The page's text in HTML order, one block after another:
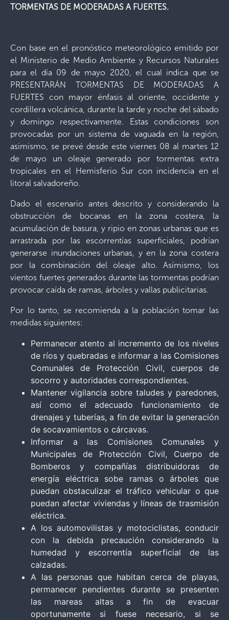
TORMENTAS DE MODERADAS A FUERTES.
Con base en el pronóstico meteorológico emitido por
el Ministerio de Medio Ambiente y Recursos Naturales
para el día 09 de mayo 2020, el cual indica que se
PRESENTARÁN TORMENTAS DE MODERADAS A
FUERTES con mayor énfasis al oriente, occidente y
cordillera volcánica, durante la tarde y noche del sábado
y domingo respectivamente. Estas condiciones son
provocadas por un sistema de vaguada en la región,
asimismo, se prevé desde este viernes 08 al martes 12
de mayo un oleaje generado por tormentas extra
tropicales en el Hemisferio Sur con incidencia en el
litoral salvadoreño.
Dado el escenario antes descrito y considerando la
obstrucción de bocanas en la zona costera, la
acumulación de basura, y ripio en zonas urbanas que es
arrastrada por las escorrentías superficiales, podrían
generarse inundaciones urbanas, y en la zona costera
por la combinación del oleaje alto. Asímismo, los
vientos fuertes generados durante las tormentas podrían
provocar caída de ramas, árboles y vallas publicitarias.
Por lo tanto, se recomienda a la población tomar las
medidas siguientes:
Permanecer atento al incremento de los niveles
de ríos y quebradas e informar a las Comisiones
Comunales de Protección Civil, cuerpos de
socorro y autoridades correspondientes.
Mantener vigilancia sobre taludes y paredones,
así como el adecuado funcionamiento de
drenajes y tuberías, a fin de evitar la generación
de socavamientos o cárcavas.
Informar a las Comisiones Comunales y
Municipales de Protección Civil, Cuerpo de
Bomberos y compañías distribuidoras de
energía eléctrica sobe ramas o árboles que
puedan obstaculizar el tráfico vehicular o que
puedan afectar viviendas y líneas de trasmisión
eléctrica.
A los automovilistas y motociclistas, conducir
con la debida precaución considerando la
humedad y escorrentía superficial de las
calzadas.
A las personas que habitan cerca de playas,
permanecer pendientes durante se presenten
las mareas altas a fin de evacuar
oportunamente si fuese necesario, si se